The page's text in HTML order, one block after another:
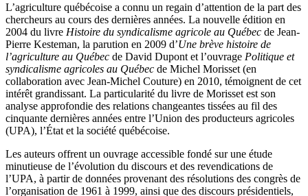
L’agriculture québécoise a connu un regain d’attention de la part des
chercheurs au cours des dernières années. La nouvelle édition en
2004 du livre Histoire du syndicalisme agricole au Québec de Jean-
Pierre Kesteman, la parution en 2009 d’Une brève histoire de
l’agriculture au Québec de David Dupont et l’ouvrage Politique et
syndicalisme agricoles au Québec de Michel Morisset (en
collaboration avec Jean-Michel Couture) en 2010, témoignent de cet
intérêt grandissant. La particularité du livre de Morisset est son
analyse approfondie des relations changeantes tissées au fil des
cinquante dernières années entre l’Union des producteurs agricoles
(UPA), l’État et la société québécoise.
Les auteurs offrent un ouvrage accessible fondé sur une étude
minutieuse de l’évolution du discours et des revendications de
l’UPA, à partir de données provenant des résolutions des congrès de
l’organisation de 1961 à 1999, ainsi que des discours présidentiels,